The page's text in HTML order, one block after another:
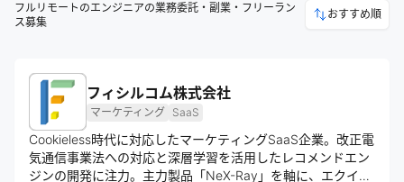
フルリモートのエンジニアの業務委託・副業・フリーラン
ス募集
おすすめ順
フィシルコム株式会社
マーケティング SaaS
Cookieless時代に対応したマーケティングSaaS企業。改正電
気通信事業法への対応と深層学習を活用したレコメンドエン
ジンの開発に注力。主力製品「NeX-Ray」を軸に、エクイテ